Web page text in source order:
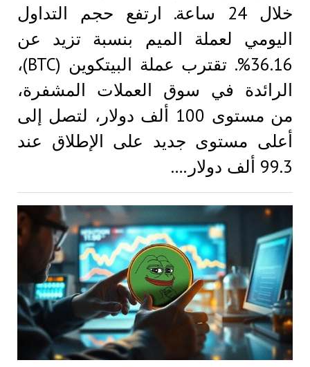
خلال 24 ساعة. ارتفع حجم التداول
اليومي لعملة الميم بنسبة تزيد عن
36.16%. تقترب عملة البيتكوين (BTC)،
الرائدة في سوق العملات المشفرة،
من مستوى 100 ألف دولار، لتصل إلى
أعلى مستوى جديد على الإطلاق عند
99.3 ألف دولار.…